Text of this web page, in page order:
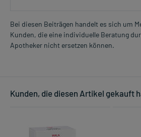
Bei diesen Beiträgen handelt es sich um
Kunden, die eine individuelle Beratung
Apotheker nicht ersetzen können.
Kunden, die diesen Artikel gekauft